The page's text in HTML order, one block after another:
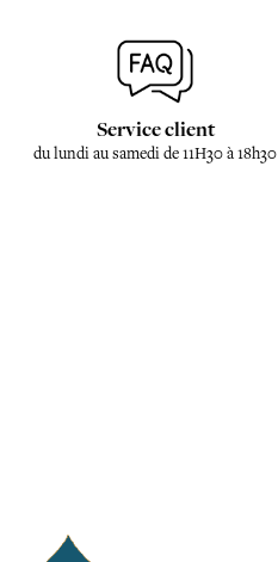
Service client
du lundi au samedi de 11H30 à 18h30